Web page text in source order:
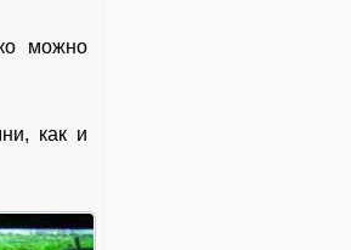
можно
как и